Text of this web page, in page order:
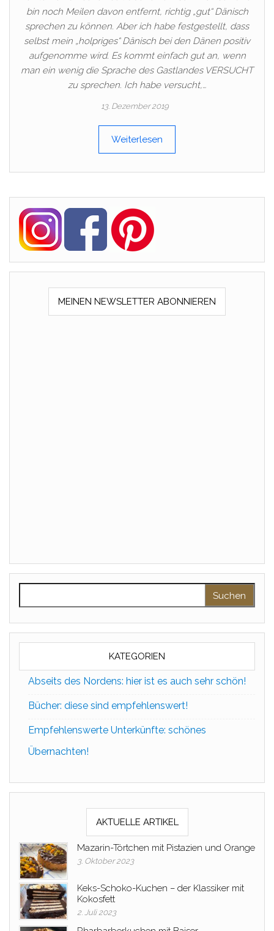
bin noch Meilen davon entfernt, richtig „gut“ Dänisch
sprechen zu können. Aber ich habe festgestellt, dass
selbst mein „holpriges“ Dänisch bei den Dänen positiv
aufgenomme wird. Es kommt einfach gut an, wenn
man ein wenig die Sprache des Gastlandes VERSUCHT
zu sprechen. Ich habe versucht,…
13. Dezember 2019
Weiterlesen
MEINEN NEWSLETTER ABONNIEREN
KATEGORIEN
Abseits des Nordens: hier ist es auch sehr schön!
Bücher: diese sind empfehlenswert!
Empfehlenswerte Unterkünfte: schönes
Übernachten!
AKTUELLE ARTIKEL
Mazarin-Törtchen mit Pistazien und Orange
3. Oktober 2023
Keks-Schoko-Kuchen – der Klassiker mit
Kokosfett
2. Juli 2023